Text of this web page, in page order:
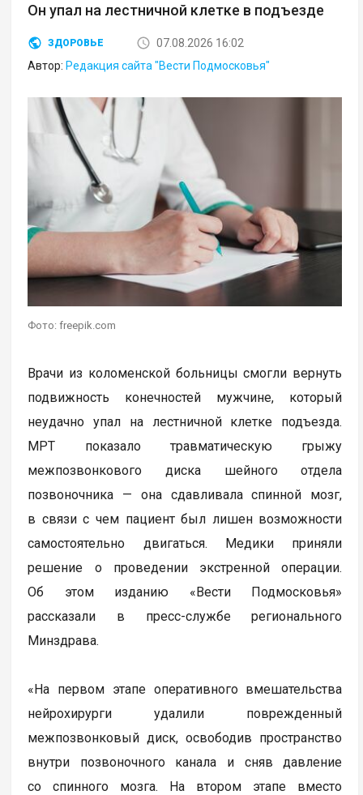
Он упал на лестничной клетке в подъезде
ЗДОРОВЬЕ
07.08.2026 16:02
Автор: Редакция сайта "Вести Подмосковья"
Фото: freepik.com
Врачи из коломенской больницы смогли вернуть
подвижность конечностей мужчине, который
неудачно упал на лестничной клетке подъезда.
МРТ показало травматическую грыжу
межпозвонкового диска шейного отдела
позвоночника — она сдавливала спинной мозг,
в связи с чем пациент был лишен возможности
самостоятельно двигаться. Медики приняли
решение о проведении экстренной операции.
Об этом изданию «Вести Подмосковья»
рассказали в пресс-службе регионального
Минздрава.
«На первом этапе оперативного вмешательства
нейрохирурги удалили поврежденный
межпозвонковый диск, освободив пространство
внутри позвоночного канала и сняв давление
со спинного мозга. На втором этапе вместо